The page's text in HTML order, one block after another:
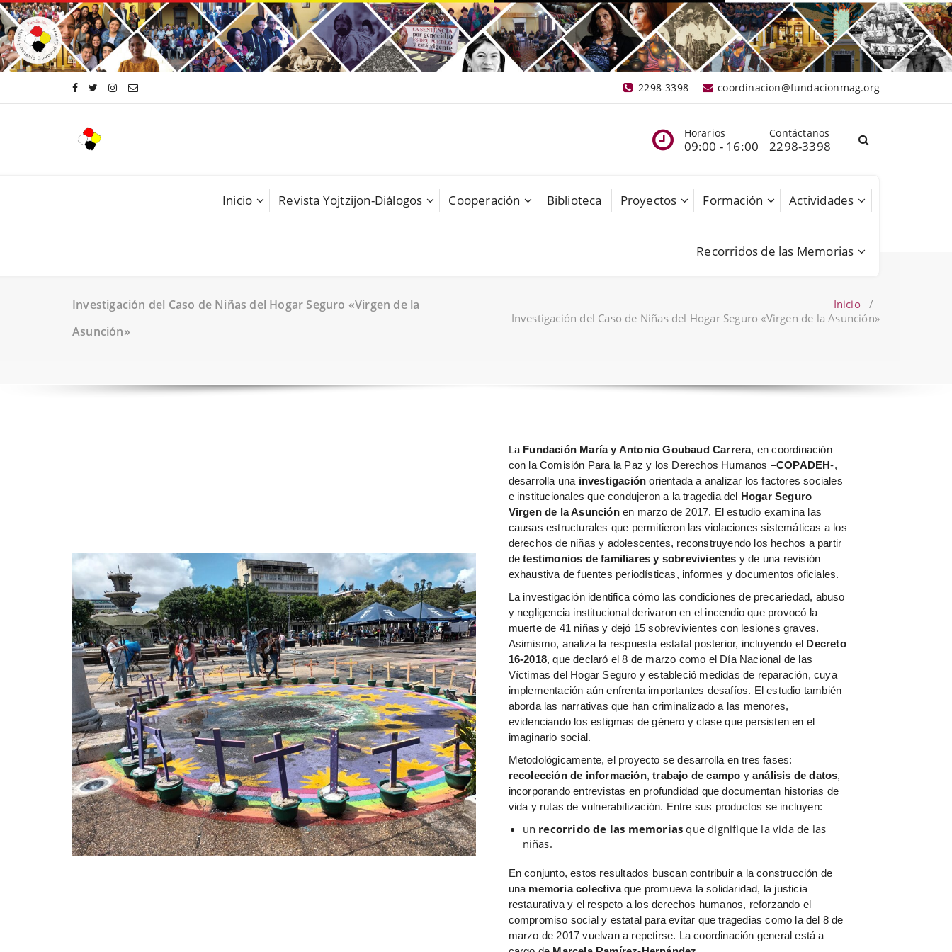
Saltar
al
contenido
coordinacion@fundacionmag.org
2298-3398
Horarios
09:00 - 16:00
Contáctanos
2298-3398
Inicio Revista Yojtzijon-Diálogos Cooperación Biblioteca Proyectos Formación Actividades
Recorridos de las Memorias
Investigación del Caso de Niñas del Hogar Seguro «Virgen de la
Asunción»
Inicio/
Investigación del Caso de Niñas del Hogar Seguro «Virgen de la Asunción»
La Fundación María y Antonio Goubaud Carrera, en coordinación
con la Comisión Para la Paz y los Derechos Humanos –COPADEH-,
desarrolla una investigación orientada a analizar los factores sociales
e institucionales que condujeron a la tragedia del
Hogar Seguro
Virgen de la Asunciónen marzo de 2017. El estudio examina las
causas estructurales que permitieron las violaciones sistemáticas a los
derechos de niñas y adolescentes, reconstruyendo los hechos a partir
detestimonios de familiares y sobrevivientes y de una revisión
exhaustiva de fuentes periodísticas, informes y documentos oficiales.
La investigación identifica cómo las condiciones de precariedad, abuso
y negligencia institucional derivaron en el incendio que provocó la
muerte de 41 niñas y dejó 15 sobrevivientes con lesiones graves.
Asimismo, analiza la respuesta estatal posterior, incluyendo el Decreto
16‑2018, que declaró el 8 de marzo como el Día Nacional de las
Víctimas del Hogar Seguro y estableció medidas de reparación, cuya
implementación aún enfrenta importantes desafíos. El estudio también
aborda las narrativas que han criminalizado a las menores,
evidenciando los estigmas de género y clase que persisten en el
imaginario social.
Metodológicamente, el proyecto se desarrolla en tres fases:
recolección de información,trabajo de campo yanálisis de datos,
incorporando entrevistas en profundidad que documentan historias de
vida y rutas de vulnerabilización. Entre sus productos se incluyen:
un recorrido de las memorias que dignifique la vida de las
niñas.
En conjunto, estos resultados buscan contribuir a la construcción de
una memoria colectivaque promueva la solidaridad, la justicia
restaurativa y el respeto a los derechos humanos, reforzando el
compromiso social y estatal para evitar que tragedias como la del 8 de
marzo de 2017 vuelvan a repetirse. La coordinación general está a